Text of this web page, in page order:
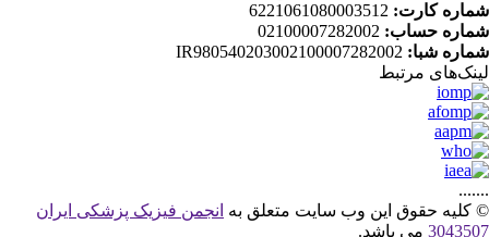
کارت:6221061080003512
حساب:02100007282002
شبا:IR980540203002100007282002
مرتبط
کلیه حقوق این وب سایت متعلق بهانجمن فیزیک پزشکی ایران
می باشد.